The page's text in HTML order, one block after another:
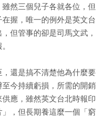
然三個兒子各就各位，但
握，唯一的例外是英文台
但管事的卻是司馬文武，
還是搞不清楚他為什麼要
今持續虧損，所需的開銷
應，雖然英文台北時報印
，但長期養這麼一個「窮